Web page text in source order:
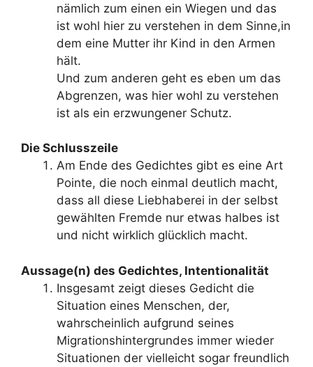
nämlich zum einen ein Wiegen und das
ist wohl hier zu verstehen in dem Sinne,in
dem eine Mutter ihr Kind in den Armen
hält.
Und zum anderen geht es eben um das
Abgrenzen, was hier wohl zu verstehen
ist als ein erzwungener Schutz.
Die Schlusszeile
Am Ende des Gedichtes gibt es eine Art
Pointe, die noch einmal deutlich macht,
dass all diese Liebhaberei in der selbst
gewählten Fremde nur etwas halbes ist
und nicht wirklich glücklich macht.
Aussage(n) des Gedichtes, Intentionalität
Insgesamt zeigt dieses Gedicht die
Situation eines Menschen, der,
wahrscheinlich aufgrund seines
Migrationshintergrundes immer wieder
Situationen der vielleicht sogar freundlich